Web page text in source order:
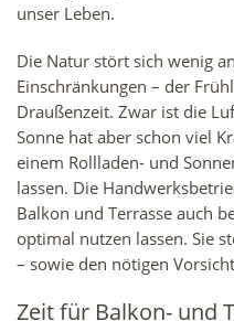
unser Leben.
Die Natur stört sich wenig
Einschränkungen – der
Draußenzeit. Zwar ist die
Sonne hat aber schon viel
einem Rollladen- und
lassen. Die
Balkon und Terrasse auch
optimal nutzen lassen. Sie
– sowie den nötigen
Zeit für Balkon- und